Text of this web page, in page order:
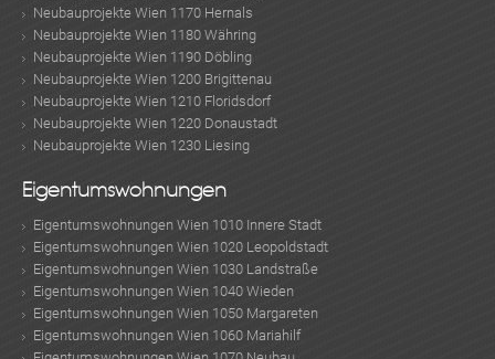
Neubauprojekte Wien 1170 Hernals
Neubauprojekte Wien 1180 Währing
Neubauprojekte Wien 1190 Döbling
Neubauprojekte Wien 1200 Brigittenau
Neubauprojekte Wien 1210 Floridsdorf
Neubauprojekte Wien 1220 Donaustadt
Neubauprojekte Wien 1230 Liesing
Eigentumswohnungen
Eigentumswohnungen Wien 1010 Innere Stadt
Eigentumswohnungen Wien 1020 Leopoldstadt
Eigentumswohnungen Wien 1030 Landstraße
Eigentumswohnungen Wien 1040 Wieden
Eigentumswohnungen Wien 1050 Margareten
Eigentumswohnungen Wien 1060 Mariahilf